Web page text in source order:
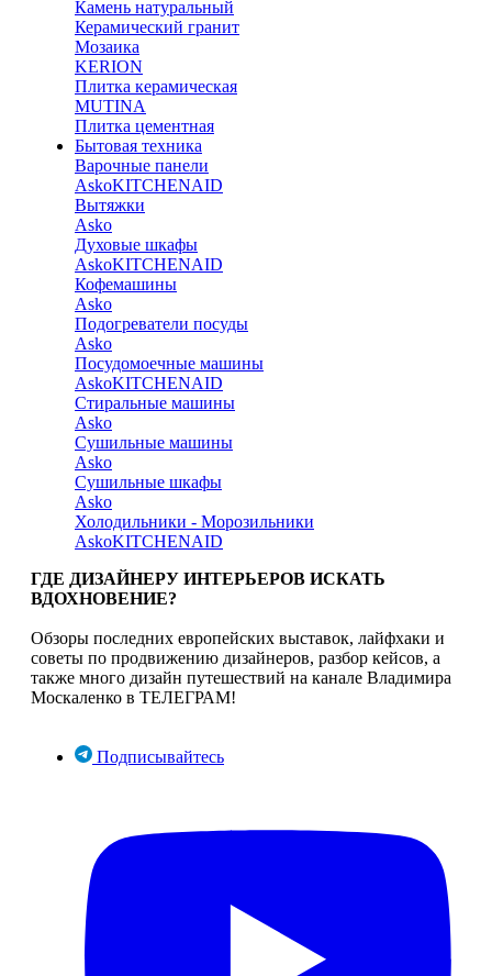
Камень натуральный
Керамический гранит
Мозаика
KERION
Плитка керамическая
MUTINA
Плитка цементная
Бытовая техника
Варочные панели
AskoKITCHENAID
Вытяжки
Asko
Духовые шкафы
AskoKITCHENAID
Кофемашины
Asko
Подогреватели посуды
Asko
Посудомоечные машины
AskoKITCHENAID
Стиральные машины
Asko
Сушильные машины
Asko
Сушильные шкафы
Asko
Холодильники - Морозильники
AskoKITCHENAID
ГДЕ ДИЗАЙНЕРУ ИНТЕРЬЕРОВ ИСКАТЬ
ВДОХНОВЕНИЕ?
Обзоры последних европейских выставок, лайфхаки и
советы по продвижению дизайнеров, разбор кейсов, а
также много дизайн путешествий на канале Владимира
Москаленко в ТЕЛЕГРАМ!
Подписывайтесь